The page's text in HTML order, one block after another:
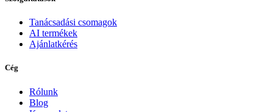
Tanácsadási csomagok
AI termékek
Ajánlatkérés
Cég
Rólunk
Blog